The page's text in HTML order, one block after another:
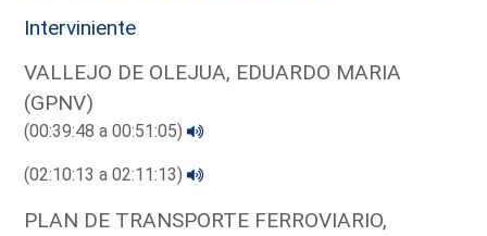
Interviniente
VALLEJO DE OLEJUA, EDUARDO MARIA
(GPNV)
(00:39:48 a 00:51:05)
(02:10:13 a 02:11:13)
PLAN DE TRANSPORTE FERROVIARIO,